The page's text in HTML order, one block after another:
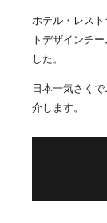
ホテル・レス
トデザインチ
した。
日本一気さく
介します。